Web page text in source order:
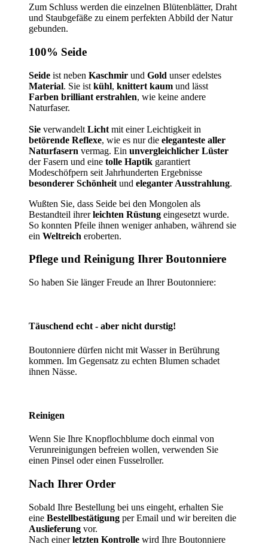
Zum Schluss werden die einzelnen Blütenblätter, Draht
und Staubgefäße zu einem perfekten Abbild der Natur
gebunden.
100% Seide
Seide ist neben Kaschmir und Gold unser edelstes
Material. Sie ist kühl, knittert kaum und lässt
Farben brilliant erstrahlen, wie keine andere
Naturfaser.
Sie verwandelt Licht mit einer Leichtigkeit in
betörende Reflexe, wie es nur die eleganteste aller
Naturfasern vermag. Ein unvergleichlicher Lüster
der Fasern und eine tolle Haptik garantiert
Modeschöfpern seit Jahrhunderten Ergebnisse
besonderer Schönheit und eleganter Ausstrahlung.
Wußten Sie, dass Seide bei den Mongolen als
Bestandteil ihrerleichten Rüstung eingesetzt wurde.
So konnten Pfeile ihnen weniger anhaben, während sie
ein Weltreich eroberten.
Pflege und Reinigung Ihrer Boutonniere
So haben Sie länger Freude an Ihrer Boutonniere:
Täuschend echt - aber nicht durstig!
Boutonniere dürfen nicht mit Wasser in Berührung
kommen. Im Gegensatz zu echten Blumen schadet
ihnen Nässe.
Reinigen
Wenn Sie Ihre Knopflochblume doch einmal von
Verunreinigungen befreien wollen, verwenden Sie
einen Pinsel oder einen Fusselroller.
Nach Ihrer Order
Sobald Ihre Bestellung bei uns eingeht, erhalten Sie
eine Bestellbestätigung per Email und wir bereiten die
Auslieferung vor.
Nach einerletzten Kontrolle wird Ihre Boutonniere